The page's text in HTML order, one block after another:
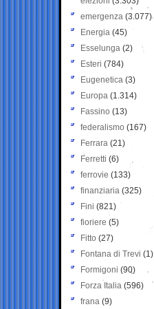
emergenza (3.077)
Energia (45)
Esselunga (2)
Esteri (784)
Eugenetica (3)
Europa (1.314)
Fassino (13)
federalismo (167)
Ferrara (21)
Ferretti (6)
ferrovie (133)
finanziaria (325)
Fini (821)
fioriere (5)
Fitto (27)
Fontana di Trevi (1)
Formigoni (90)
Forza Italia (596)
frana (9)